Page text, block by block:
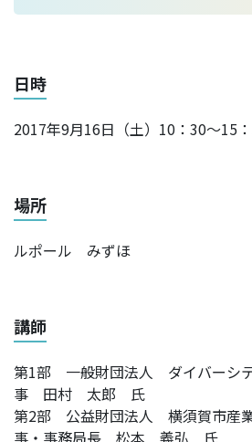
日時
2017年9月16日（土）10：30～15
場所
ルポール みずほ
講師
第1部 一般財団法人 ダイバーシ
事 田村 太郎 氏
第2部 公益財団法人 横須賀市産
事・事務局長 松本 義弘 氏